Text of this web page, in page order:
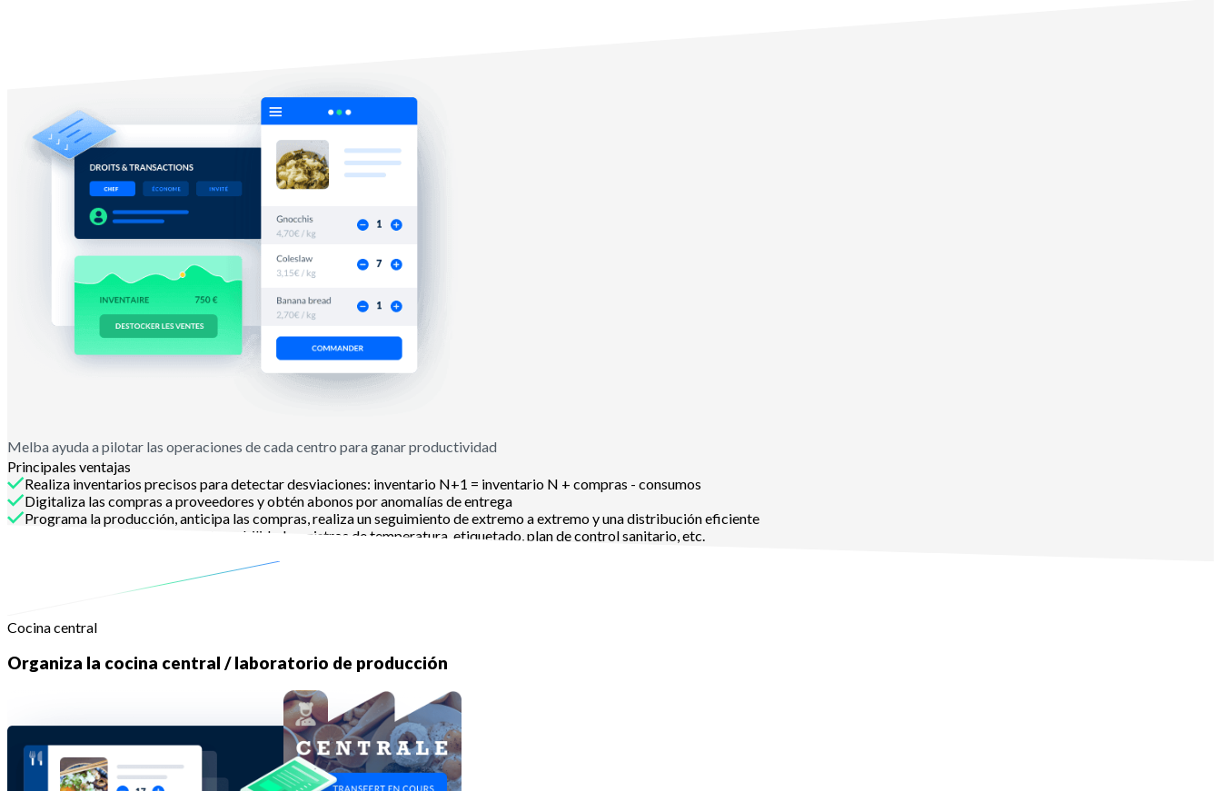
Melba ayuda a pilotar las operaciones de cada centro para ganar productividad
Principales ventajas
Realiza inventarios precisos para detectar desviaciones: inventario N+1 = inventario N + compras - consumos
Digitaliza las compras a proveedores y obtén abonos por anomalías de entrega
Programa la producción, anticipa las compras, realiza un seguimiento de extremo a extremo y una distribución eficiente
Gestiona toda la operativa de trazabilidad: registros de temperatura, etiquetado, plan de control sanitario, etc.
Cocina central
Organiza la cocina central / laboratorio de producción